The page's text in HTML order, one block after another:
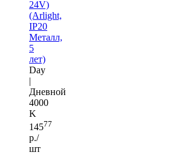
24V)
(Arlight,
IP20
Металл,
5
лет)
Day
|
Дневной
4000
K
14577
р./
шт